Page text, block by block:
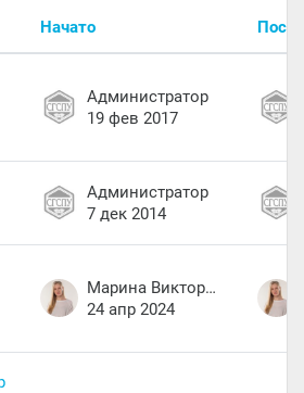
Начато
Администратор
19 фев 2017
Администратор
7 дек 2014
Марина Викторовна Шаяхметова
24 апр 2024